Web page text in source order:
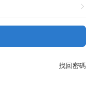
找回密碼